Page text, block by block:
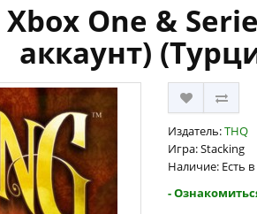
One &
аккаунт)
Издатель:THQ
Игра: Stacking
Наличие: Есть
-